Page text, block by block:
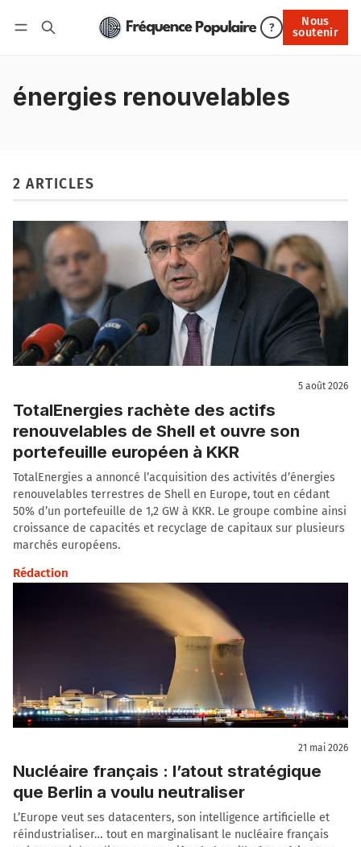
?
Nous
soutenir
Nous soutenir
énergies renouvelables
2 ARTICLES
5 août 2026
TotalEnergies rachète des actifs
renouvelables de Shell et ouvre son
portefeuille européen à KKR
TotalEnergies a annoncé l’acquisition des activités d’énergies
renouvelables terrestres de Shell en Europe, tout en cédant
50% d’un portefeuille de 1,2 GW à KKR. Le groupe combine ainsi
croissance de capacités et recyclage de capitaux sur plusieurs
marchés européens.
Rédaction
21 mai 2026
Nucléaire français : l’atout stratégique
que Berlin a voulu neutraliser
L’Europe veut ses datacenters, son intelligence artificielle et
réindustrialiser… tout en marginalisant le nucléaire français